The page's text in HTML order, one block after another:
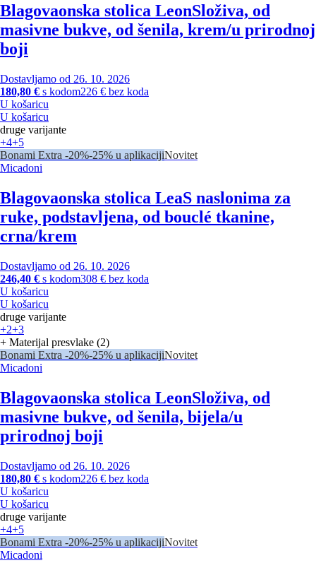
Blagovaonska stolica LeonSloživa, od
masivne bukve, od šenila, krem/u prirodnoj
boji
Dostavljamo od 26. 10. 2026
180,80 € s kodom226 € bez koda
U košaricu
U košaricu
druge varijante
+4+5
Bonami Extra -20%-25% u aplikacijiNovitet
Micadoni
Blagovaonska stolica LeaS naslonima za
ruke, podstavljena, od bouclé tkanine,
crna/krem
Dostavljamo od 26. 10. 2026
246,40 € s kodom308 € bez koda
U košaricu
U košaricu
druge varijante
+2+3
+ Materijal presvlake (2)
Bonami Extra -20%-25% u aplikacijiNovitet
Micadoni
Blagovaonska stolica LeonSloživa, od
masivne bukve, od šenila, bijela/u
prirodnoj boji
Dostavljamo od 26. 10. 2026
180,80 € s kodom226 € bez koda
U košaricu
U košaricu
druge varijante
+4+5
Bonami Extra -20%-25% u aplikacijiNovitet
Micadoni